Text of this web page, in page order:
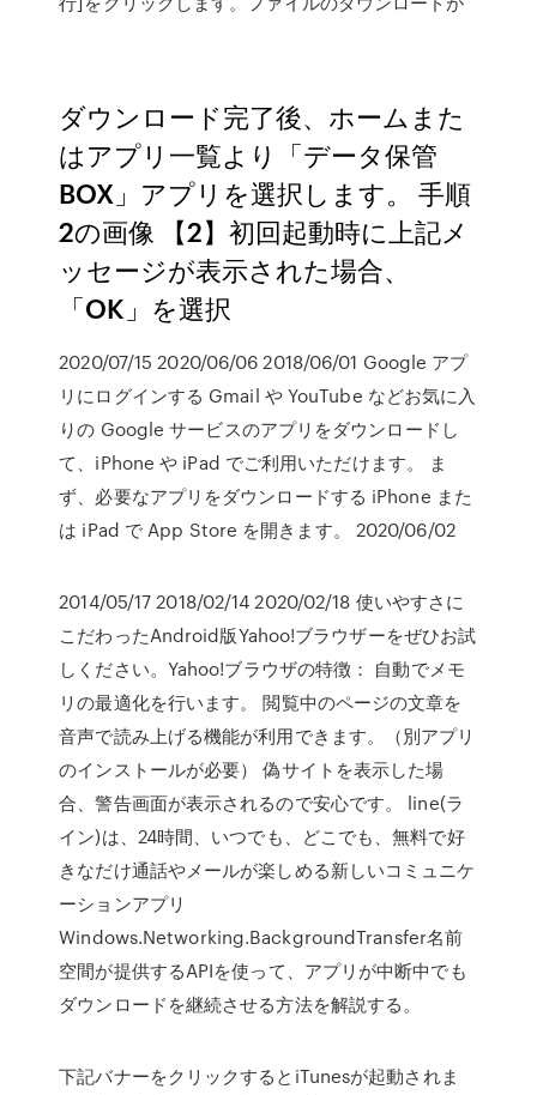
ダウンロード完了後、ホームまた
はアプリ一覧より「データ保管
BOX」アプリを選択します。 手順
2の画像 【2】初回起動時に上記メ
ッセージが表示された場合、
「OK」を選択
2020/07/15 2020/06/06 2018/06/01 Google アプ
リにログインする Gmail や YouTube などお気に入
りの Google サービスのアプリをダウンロードし
て、iPhone や iPad でご利用いただけます。 ま
ず、必要なアプリをダウンロードする iPhone また
は iPad で App Store を開きます。 2020/06/02
2014/05/17 2018/02/14 2020/02/18 使いやすさに
こだわったAndroid版Yahoo!ブラウザーをぜひお試
しください。Yahoo!ブラウザの特徴： 自動でメモ
リの最適化を行います。 閲覧中のページの文章を
音声で読み上げる機能が利用できます。（別アプリ
のインストールが必要） 偽サイトを表示した場
合、警告画面が表示されるので安心です。 line(ラ
イン)は、24時間、いつでも、どこでも、無料で好
きなだけ通話やメールが楽しめる新しいコミュニケ
ーションアプリ
Windows.Networking.BackgroundTransfer名前
空間が提供するAPIを使って、アプリが中断中でも
ダウンロードを継続させる方法を解説する。
下記バナーをクリックするとiTunesが起動されま